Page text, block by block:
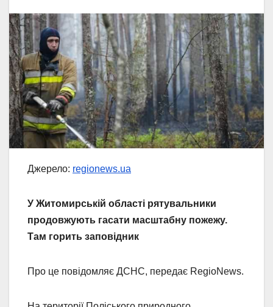
Джерело: regionews.ua
У Житомирській області рятувальники
продовжують гасати масштабну пожежу.
Там горить заповідник
Про це повідомляє ДСНС, передає RegioNews.